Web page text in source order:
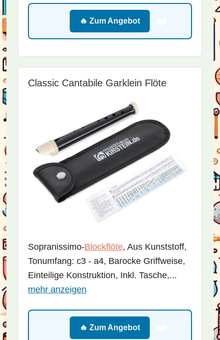
🔥 Zum Angebot
Classic Cantabile Garklein Flöte
Sopranissimo-Blockflöte, Aus Kunststoff,
Tonumfang: c3 - a4, Barocke Griffweise,
Einteilige Konstruktion, Inkl. Tasche,...
mehr anzeigen
🔥 Zum Angebot